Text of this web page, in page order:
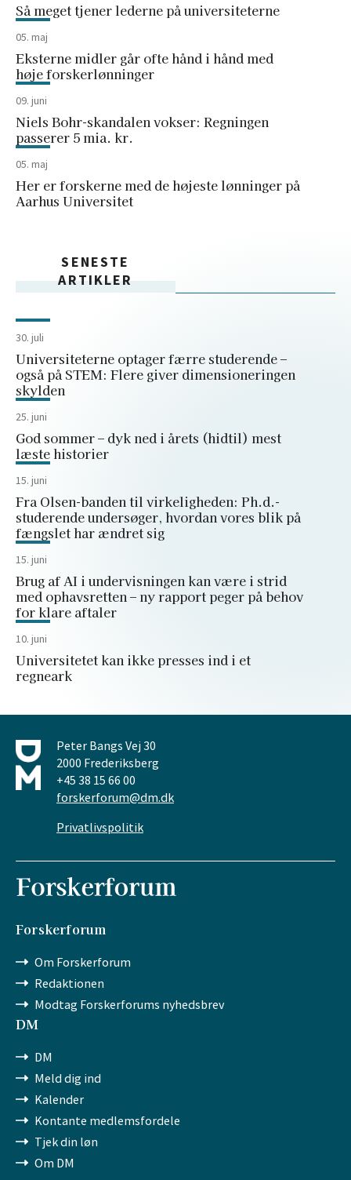
Så meget tjener lederne på universiteterne
05. maj
Eksterne midler går ofte hånd i hånd med
høje forskerlønninger
09. juni
Niels Bohr-skandalen vokser: Regningen
passerer 5 mia. kr.
05. maj
Her er forskerne med de højeste lønninger på
Aarhus Universitet
SENESTE
ARTIKLER
30. juli
Universiteterne optager færre studerende –
også på STEM: Flere giver dimensioneringen
skylden
25. juni
God sommer – dyk ned i årets (hidtil) mest
læste historier
15. juni
Fra Olsen-banden til virkeligheden: Ph.d.-
studerende undersøger, hvordan vores blik på
fængslet har ændret sig
15. juni
Brug af AI i undervisningen kan være i strid
med ophavsretten – ny rapport peger på behov
for klare aftaler
10. juni
Universitetet kan ikke presses ind i et
regneark
Peter Bangs Vej 30
2000 Frederiksberg
+45 38 15 66 00
forskerforum@dm.dk
Privatlivspolitik
Forskerforum
Om Forskerforum
Redaktionen
Modtag Forskerforums nyhedsbrev
DM
DM
Meld dig ind
Kalender
Kontante medlemsfordele
Tjek din løn
Om DM